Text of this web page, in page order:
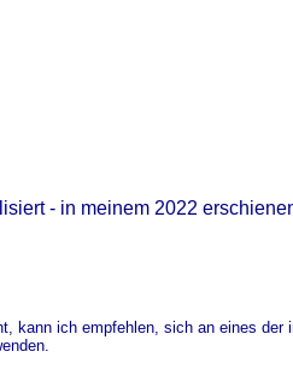
- in meinem 2022
kann ich empfehlen, sich an eines der